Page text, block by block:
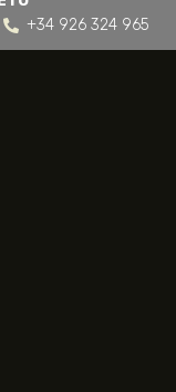
+34 926 324 965